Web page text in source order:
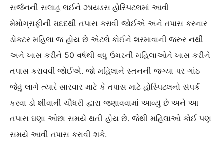
સર્જનની સલાહ લઈને ઝાયડસ હોસ્પિટલમાં આવી
મેમોગ્રાફીની મદદથી તપાસ કરાવી જોઈએ અને તપાસ કરનાર
ડોકટર મહિલા જ હોય છે એટલે કોઈને શરમાવાની જરુર નથી
અને ખાસ કરીને 50 વર્ષથી વધુ ઉમરની મહિલાઓને ખાસ કરીને
તપાસ કરાવવી જોઈએ. જો મહિલાને સ્તનની જગ્યા પર ગાંઠ
જેવું લાગે ત્યારે સારવાર માટે કે તપાસ માટે હોસ્પિટલનો સંપર્ક
કરવા ડો શીવાની ચૌધરી દ્વારા જણાવવામાં આવ્યું છે અને આ
તપાસ ઘણા ઓછા સમયે થતી હોય છે. જેથી મહિલાઓ કોઈ પણ
સમયે આવી તપાસ કરાવી શકે.